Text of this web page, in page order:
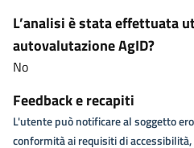
L’analisi è stata effettuata
autovalutazione AgID?
No
Feedback e recapiti
L'utente può notificare al soggetto
conformità ai requisiti di